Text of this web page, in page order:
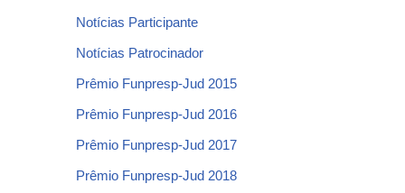
Notícias Participante
Notícias Patrocinador
Prêmio Funpresp-Jud 2015
Prêmio Funpresp-Jud 2016
Prêmio Funpresp-Jud 2017
Prêmio Funpresp-Jud 2018